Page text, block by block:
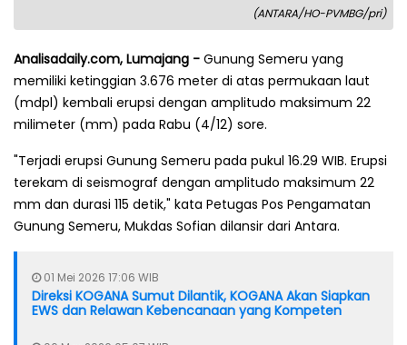
(ANTARA/HO-PVMBG/pri)
Analisadaily.com, Lumajang - Gunung Semeru yang
memiliki ketinggian 3.676 meter di atas permukaan laut
(mdpl) kembali erupsi dengan amplitudo maksimum 22
milimeter (mm) pada Rabu (4/12) sore.
"Terjadi erupsi Gunung Semeru pada pukul 16.29 WIB. Erupsi
terekam di seismograf dengan amplitudo maksimum 22
mm dan durasi 115 detik," kata Petugas Pos Pengamatan
Gunung Semeru, Mukdas Sofian dilansir dari Antara.
01 Mei 2026 17:06 WIB
Direksi KOGANA Sumut Dilantik, KOGANA Akan Siapkan
EWS dan Relawan Kebencanaan yang Kompeten